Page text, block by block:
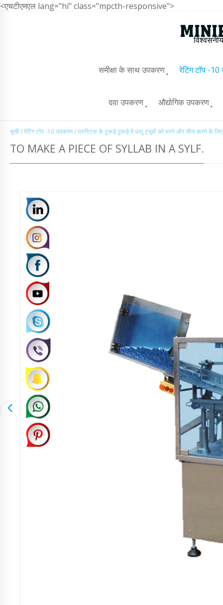
<एचटीएमएल lang="hi" class="mpcth-responsive">
समीक्षा के साथ उपकरण रेटिंग टॉप -
दवा उपकरण औद्योगिक उपकरण
सूची/रेटिंग टॉप -10 उपकरण/प्लास्टिक के टुकड़े टुकड़े में धातु ट्यूबों को भरने और सील करने के
TO MAKE A PIECE OF SYLLAB IN A SYLF.